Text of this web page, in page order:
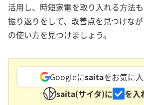
活用し、時短家電を取り入れる方法
振り返りをして、改善点を見つけな
の使い方を見つけましょう。
Googleにsaitaをお気に
saita(サイタ)に
を入